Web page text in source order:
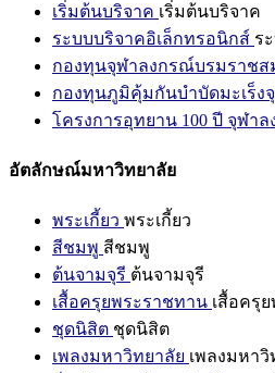
เริ่มต้นบริจาค เริ่มต้นบริจาค
ระบบบริจาคอิเล็กทรอนิกส์ ร
กองทุนจุฬาลงกรณ์บรมราชส
กองทุนภูมิคุ้มกันบำบัดมะเร็ง
โครงการอุทยาน 100 ปี จุฬา
อัตลักษณ์มหาวิทยาลัย
พระเกี้ยว พระเกี้ยว
สีชมพู สีชมพู
ต้นจามจุรี ต้นจามจุรี
เสื้อครุยพระราชทาน เสื้อครุ
ชุดนิสิต ชุดนิสิต
เพลงมหาวิทยาลัย เพลงมหาวิ